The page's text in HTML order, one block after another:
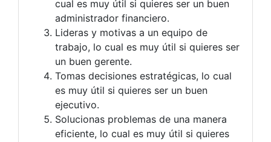
cual es muy útil si quieres ser un buen
administrador financiero.
Lideras y motivas a un equipo de
trabajo, lo cual es muy útil si quieres ser
un buen gerente.
Tomas decisiones estratégicas, lo cual
es muy útil si quieres ser un buen
ejecutivo.
Solucionas problemas de una manera
eficiente, lo cual es muy útil si quieres